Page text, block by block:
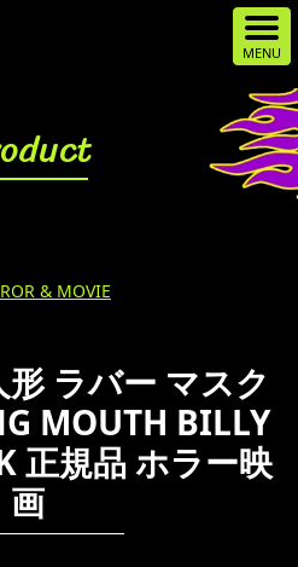
& MOVIE
ラバー マスク
MOUTH BILLY
正規品 ホラー映
画